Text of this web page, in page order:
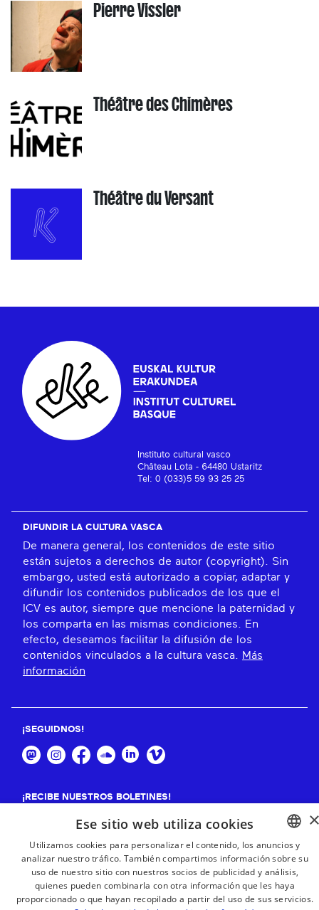
Pierre Vissler
Théâtre des Chimères
Théâtre du Versant
Instituto cultural vasco
Château Lota - 64480 Ustaritz
Tel: 0 (033)5 59 93 25 25
DIFUNDIR LA CULTURA VASCA
De manera general, los contenidos de este sitio
están sujetos a derechos de autor (copyright). Sin
embargo, usted está autorizado a copiar, adaptar y
difundir los contenidos publicados de los que el
ICV es autor, siempre que mencione la paternidad y
los comparta en las mismas condiciones. En
efecto, deseamos facilitar la difusión de los
contenidos vinculados a la cultura vasca. Más
información
¡SEGUIDNOS!
¡RECIBE NUESTROS BOLETINES!
Suscribirse
BASQUE
FRENCH
Ese sitio web utiliza cookies
Utilizamos cookies para personalizar el contenido, los anuncios y
analizar nuestro tráfico. También compartimos información sobre su
uso de nuestro sitio con nuestros socios de publicidad y análisis,
quienes pueden combinarla con otra información que les haya
proporcionado o que hayan recopilado a partir del uso de sus servicios.